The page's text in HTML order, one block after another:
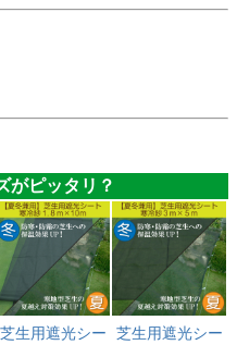
がピッタリ？
芝生用遮光シー
芝生用遮光シー